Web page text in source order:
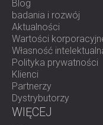
Blog
badania i rozwój
Aktualności
Wartości
Własność
Polityka prywatności
Klienci
Partnerzy
Dystrybutorzy
WIĘCEJ